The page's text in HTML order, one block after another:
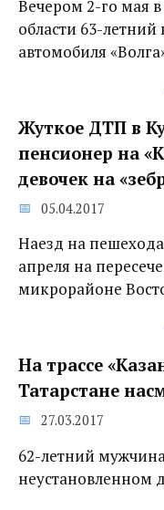
Вечером 2-го мая
области 63-летний
автомобиля
Жуткое ДТП в
пенсионер на
девочек на
05.04.2017
Наезд на
апреля на
микрорайоне
На трассе
Татарстане
27.03.2017
62-летний
неустановленном